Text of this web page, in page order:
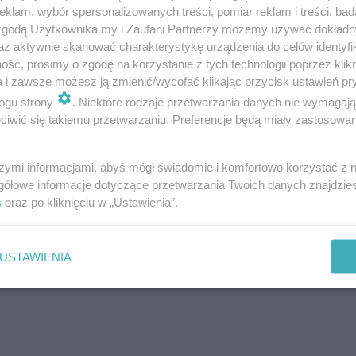
równań może działać relaksująco.
codziennych problemów i zmartwień. Satysfakcja z
hormony szczęścia, które poprawiają nastrój i
małą rozgrzewkę dla naszego mózgu. Udało wam
Poniżej znajdziecie podpowiedź.
wybór spersonalizowanych treści, pomiar reklam i treści,
Użytkownika my i Zaufani Partnerzy możemy używać
aktywnie skanować charakterystykę urządzenia do celów
prosimy o zgodę na korzystanie z tych technologii poprzez
i zawsze możesz ją zmienić/wycofać klikając przycisk ustawień
strony
. Niektóre rodzaje przetwarzania danych nie
się takiemu przetwarzaniu. Preferencje będą miały
informacjami, abyś mógł świadomie i komfortowo korzystać z
informacje dotyczące przetwarzania Twoich danych
oraz po kliknięciu w „Ustawienia”.
USTAWIENIA